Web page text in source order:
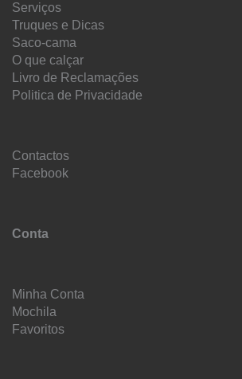
Serviços
Truques e Dicas
Saco-cama
O que calçar
Livro de Reclamações
Politica de Privacidade
Contactos
Facebook
Conta
Minha Conta
Mochila
Favoritos